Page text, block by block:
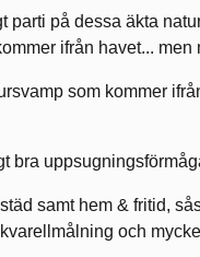
parti på dessa äkta
ifrån havet...
som kommer
bra
samt hem & fritid,
och